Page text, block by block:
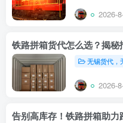
2026-
铁路拼箱货代怎么选？揭
无锡货代，
2026-